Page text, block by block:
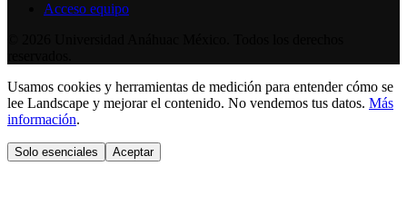
Acceso equipo
Usamos cookies y herramientas de medición para entender cómo se
lee Landscape y mejorar el contenido. No vendemos tus datos. Más
información.
Solo esenciales Aceptar